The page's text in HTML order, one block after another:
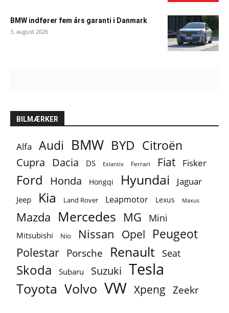
BMW indfører fem års garanti i Danmark
3. august 2026
BILMÆRKER
Alfa Audi BMW BYD Citroën
Cupra Dacia DS Exlantix Ferrari Fiat Fisker
Ford Honda Hongqi Hyundai Jaguar
Jeep Kia Land Rover Leapmotor Lexus Maxus
Mazda Mercedes MG Mini
Mitsubishi Nio Nissan Opel Peugeot
Polestar Porsche Renault Seat
Skoda Subaru Suzuki Tesla
Toyota Volvo VW Xpeng Zeekr